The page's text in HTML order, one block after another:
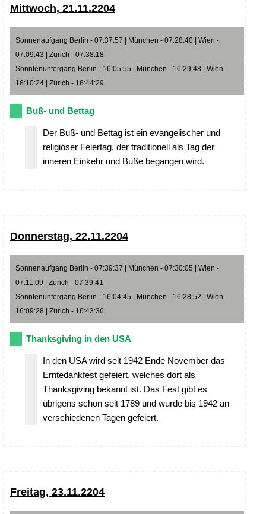
Mittwoch, 21.11.2204
Sonnenaufgang Berlin - 07:37:57 | München - 07:28:40 | Wien -
07:09:43 | Zürich - 07:38:18
Sonntenuntergang Berlin - 16:05:55 | München - 16:29:48 | Wien -
16:10:24 | Zürich - 16:44:29
Buß- und Bettag
Der Buß- und Bettag ist ein evangelischer und
religiöser Feiertag, der traditionell als Tag der
inneren Einkehr und Buße begangen wird.
Donnerstag, 22.11.2204
Sonnenaufgang Berlin - 07:39:37 | München - 07:30:05 | Wien -
07:11:09 | Zürich - 07:39:41
Sonntenuntergang Berlin - 16:04:45 | München - 16:28:52 | Wien -
16:09:28 | Zürich - 16:43:36
Thanksgiving in den USA
In den USA wird seit 1942 Ende November das
Erntedankfest gefeiert, welches dort als
Thanksgiving bekannt ist. Das Fest gibt es
übrigens schon seit 1789 und wurde bis 1942 an
verschiedenen Tagen gefeiert.
Freitag, 23.11.2204